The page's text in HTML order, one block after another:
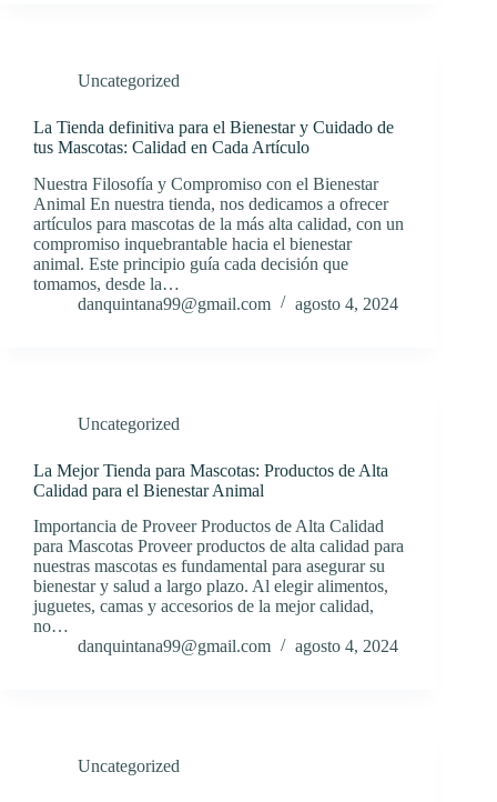
Uncategorized
La Tienda definitiva para el Bienestar y Cuidado de
tus Mascotas: Calidad en Cada Artículo
Nuestra Filosofía y Compromiso con el Bienestar
Animal En nuestra tienda, nos dedicamos a ofrecer
artículos para mascotas de la más alta calidad, con un
compromiso inquebrantable hacia el bienestar
animal. Este principio guía cada decisión que
tomamos, desde la…
danquintana99@gmail.com
agosto 4, 2024
Uncategorized
La Mejor Tienda para Mascotas: Productos de Alta
Calidad para el Bienestar Animal
Importancia de Proveer Productos de Alta Calidad
para Mascotas Proveer productos de alta calidad para
nuestras mascotas es fundamental para asegurar su
bienestar y salud a largo plazo. Al elegir alimentos,
juguetes, camas y accesorios de la mejor calidad,
no…
danquintana99@gmail.com
agosto 4, 2024
Uncategorized